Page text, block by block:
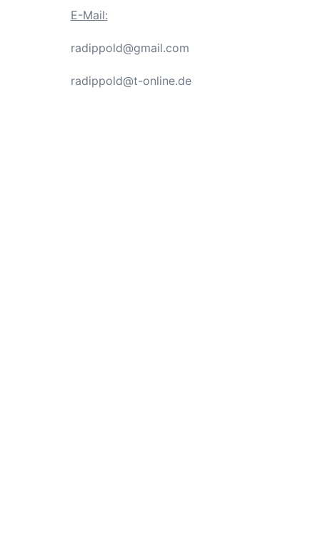
E-Mail:
radippold@gmail.com
radippold@t-online.de